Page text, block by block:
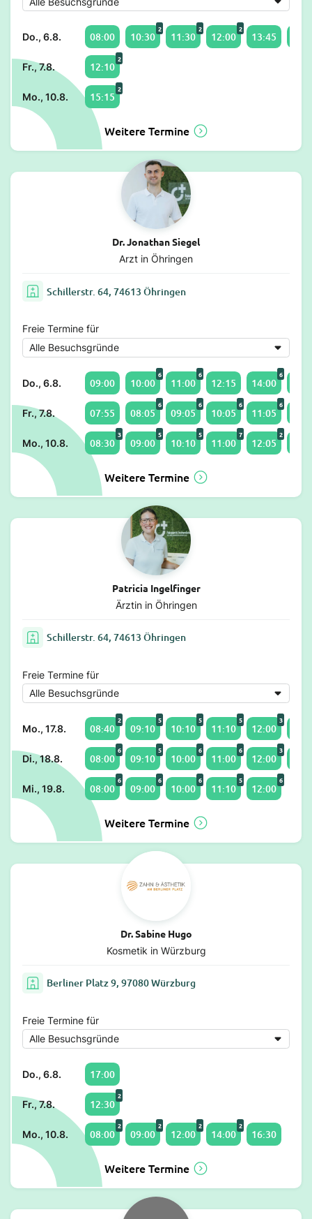
Do., 6.8. 08:00 10:30
2
11:30
2
12:00
2
13:45
Fr., 7.8. 12:10
2
Mo., 10.8. 15:15
2
Weitere Termine
Dr. Jonathan Siegel
Arzt in Öhringen
Schillerstr. 64, 74613 Öhringen
Freie Termine für
Do., 6.8. 09:00 10:00
6
11:00
6
12:15 14:00
6
Fr., 7.8. 07:55 08:05
6
09:05
6
10:05
6
11:05
6
Mo., 10.8. 08:30
3
09:00
5
10:10
5
11:00
7
12:05
2
Weitere Termine
Patricia Ingelfinger
Ärztin in Öhringen
Schillerstr. 64, 74613 Öhringen
Freie Termine für
Mo., 17.8. 08:40
2
09:10
5
10:10
5
11:10
5
12:00
3
Di., 18.8. 08:00
6
09:10
5
10:00
6
11:00
6
12:00
3
Mi., 19.8. 08:00
6
09:00
6
10:00
6
11:10
5
12:00
6
Weitere Termine
Dr. Sabine Hugo
Kosmetik in Würzburg
Berliner Platz 9, 97080 Würzburg
Freie Termine für
Do., 6.8. 17:00
Fr., 7.8. 12:30
2
Mo., 10.8. 08:00
2
09:00
2
12:00
2
14:00
2
16:30
Weitere Termine